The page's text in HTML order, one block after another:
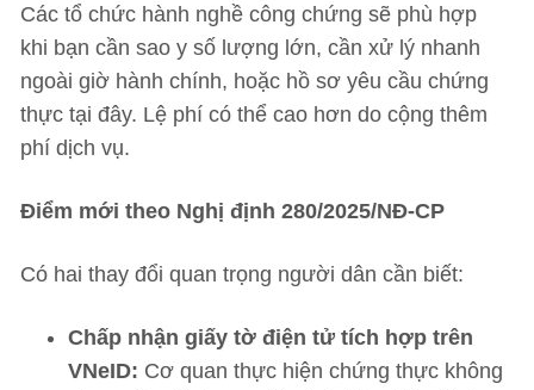
Các tổ chức hành nghề công chứng sẽ phù hợp
khi bạn cần sao y số lượng lớn, cần xử lý nhanh
ngoài giờ hành chính, hoặc hồ sơ yêu cầu chứng
thực tại đây. Lệ phí có thể cao hơn do cộng thêm
phí dịch vụ.
Điểm mới theo Nghị định 280/2025/NĐ-CP
Có hai thay đổi quan trọng người dân cần biết:
Chấp nhận giấy tờ điện tử tích hợp trên
VNeID: Cơ quan thực hiện chứng thực không